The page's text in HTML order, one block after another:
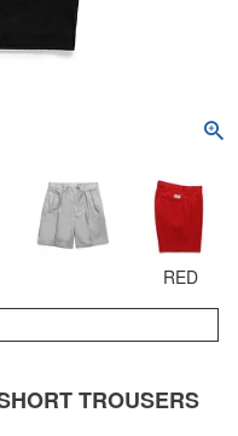
RED
TROUSERS